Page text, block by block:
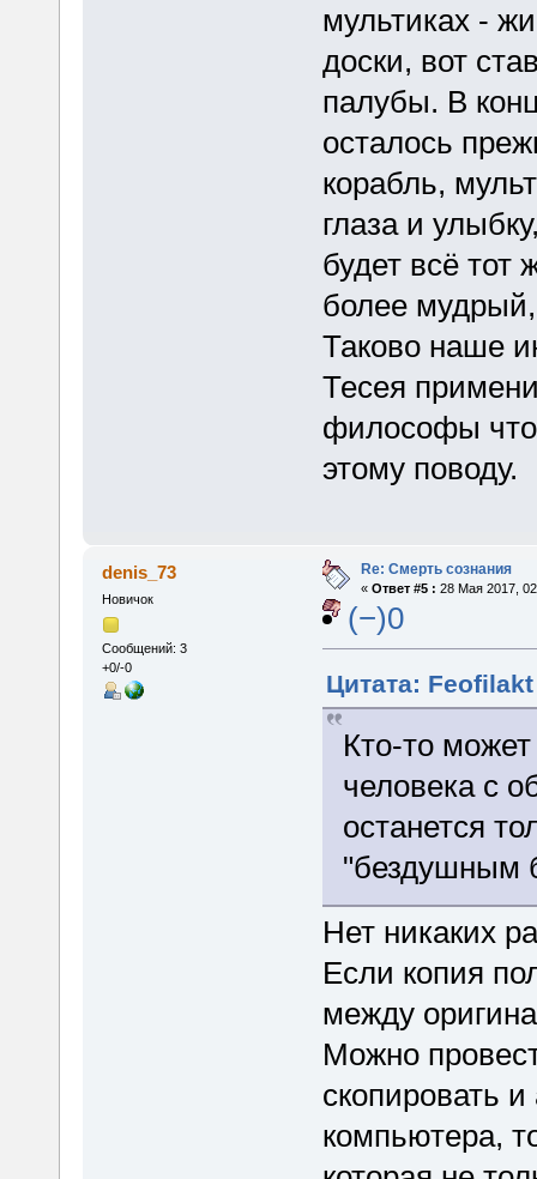
мультиках -
доски, вот
палубы. В
осталось
корабль,
глаза и
будет всё тот
более
Таково наше
Тесея
философы
этому поводу.
denis_73
Новичок
Сообщений: 3
+0/-0
Re: Смерть сознания
« Ответ #5 : 28 Мая 2017,
(−)0
Цитата:
Кто-то
человека с
останется
"бездушным
Нет никаких
Если копия
между
Можно
скопировать
компьютера,